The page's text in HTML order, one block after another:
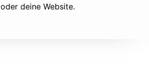
oder deine Website.